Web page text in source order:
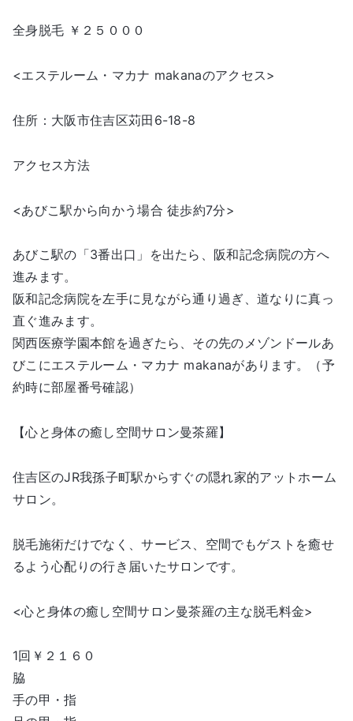
全身脱毛 ￥２５０００
<エステルーム・マカナ makanaのアクセス>
住所：大阪市住吉区苅田6-18-8
アクセス方法
<あびこ駅から向かう場合 徒歩約7分>
あびこ駅の「3番出口」を出たら、阪和記念病院の方へ
進みます。
阪和記念病院を左手に見ながら通り過ぎ、道なりに真っ
直ぐ進みます。
関西医療学園本館を過ぎたら、その先のメゾンドールあ
びこにエステルーム・マカナ makanaがあります。（予
約時に部屋番号確認）
【心と身体の癒し空間サロン曼茶羅】
住吉区のJR我孫子町駅からすぐの隠れ家的アットホーム
サロン。
脱毛施術だけでなく、サービス、空間でもゲストを癒せ
るよう心配りの行き届いたサロンです。
<心と身体の癒し空間サロン曼茶羅の主な脱毛料金>
1回￥２１６０
脇
手の甲・指